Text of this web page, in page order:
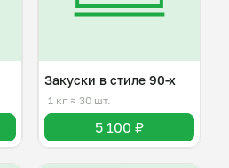
Закуски в стиле 90-х
1 кг ≈ 30 шт.
5 100 ₽